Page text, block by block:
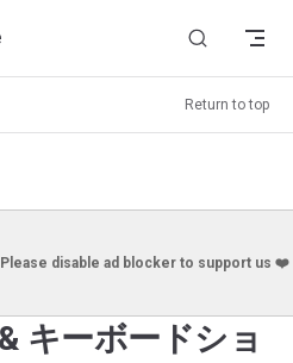
Return to top
disable ad blocker to support us ❤️
キーボードショ